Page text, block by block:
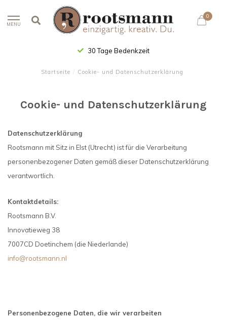
MENU
0
Kaufen auf Rechnung
Startseite / Cookie- und Datenschutzerklärung
Cookie- und Datenschutzerklärung
Datenschutzerklärung
Rootsmann mit Sitz in Elst (Utrecht) ist für die Verarbeitung
personenbezogener Daten gemäß dieser Datenschutzerklärung
verantwortlich.
Kontaktdetails:
Rootsmann B.V.
Innovatieweg 38
7007CD Doetinchem (die Niederlande)
info@rootsmann.nl
Personenbezogene Daten, die wir verarbeiten